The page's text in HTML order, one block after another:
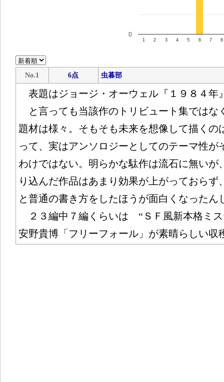
1 2 3 4 5 6 7 8
0
No.1 6点 虫暮部
表題はジョージ・オーウェル『１９８４年
と言っても当該作のトリビュート集ではな
題材は様々。そもそも未来を想像して描くの
って、実はアンソロジーとしてのテーマ性が
わけではない。明らかな駄作は流石に無いが
り込んだ作品はあまり効果が上がっておら
と普通の書き方をしたほうが面白くなった
２３編中７編くらいは “ＳＦ風新本格ミ
安野貴博「フリーフォール」が素晴らしい収